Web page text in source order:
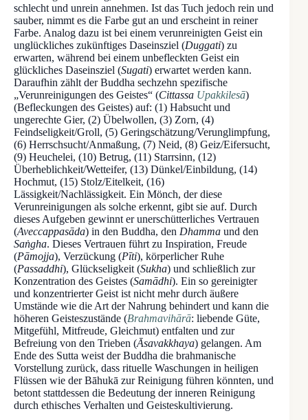
schlecht und unrein annehmen. Ist das Tuch jedoch rein und
sauber, nimmt es die Farbe gut an und erscheint in reiner
Farbe. Analog dazu ist bei einem verunreinigten Geist ein
unglückliches zukünftiges Daseinsziel (Duggati) zu
erwarten, während bei einem unbefleckten Geist ein
glückliches Daseinsziel (Sugati) erwartet werden kann.
Daraufhin zählt der Buddha sechzehn spezifische
„Verunreinigungen des Geistes“ (Cittassa Upakkilesā)
(Befleckungen des Geistes) auf: (1) Habsucht und
ungerechte Gier, (2) Übelwollen, (3) Zorn, (4)
Feindseligkeit/Groll, (5) Geringschätzung/Verunglimpfung,
(6) Herrschsucht/Anmaßung, (7) Neid, (8) Geiz/Eifersucht,
(9) Heuchelei, (10) Betrug, (11) Starrsinn, (12)
Überheblichkeit/Wetteifer, (13) Dünkel/Einbildung, (14)
Hochmut, (15) Stolz/Eitelkeit, (16)
Lässigkeit/Nachlässigkeit. Ein Mönch, der diese
Verunreinigungen als solche erkennt, gibt sie auf. Durch
dieses Aufgeben gewinnt er unerschütterliches Vertrauen
(Aveccappasāda) in den Buddha, den Dhamma und den
Saṅgha. Dieses Vertrauen führt zu Inspiration, Freude
(Pāmojja), Verzückung (Pīti), körperlicher Ruhe
(Passaddhi), Glückseligkeit (Sukha) und schließlich zur
Konzentration des Geistes (Samādhi). Ein so gereinigter
und konzentrierter Geist ist nicht mehr durch äußere
Umstände wie die Art der Nahrung behindert und kann die
höheren Geisteszustände (Brahmavihārā: liebende Güte,
Mitgefühl, Mitfreude, Gleichmut) entfalten und zur
Befreiung von den Trieben (Āsavakkhaya) gelangen. Am
Ende des Sutta weist der Buddha die brahmanische
Vorstellung zurück, dass rituelle Waschungen in heiligen
Flüssen wie der Bāhukā zur Reinigung führen könnten, und
betont stattdessen die Bedeutung der inneren Reinigung
durch ethisches Verhalten und Geisteskultivierung.